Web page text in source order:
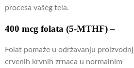
procesa vašeg tela.
400 mcg folata (5-MTHF) –
Folat pomaže u održavanju
crvenih krvnih zrnaca u normalnim